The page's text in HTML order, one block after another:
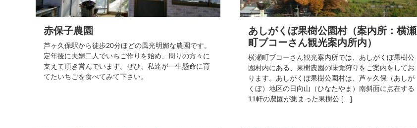
赤保子農園
芦ヶ久保駅から徒歩20分ほどの風光明媚な農園です。
定年後に夫婦二人でいちご作りを始め、周りの方々に
支えて頂き営んでいます。ぜひ、私達が一生懸命に育
てたいちごを食べてみて下さい。
あしがくぼ果樹公園村（案内所：横瀬
町ブコーさん観光案内所内）
横瀬町ブコーさん観光案内所では、あしがくぼ果樹公
園村内にある、果樹農園の味覚狩りをご案内をしてお
ります。あしがくぼ果樹公園村は、芦ヶ久保（あしが
くぼ）地区の日向山（ひなたやま）南斜面に点在する
11軒の農園が集まった果樹公 […]